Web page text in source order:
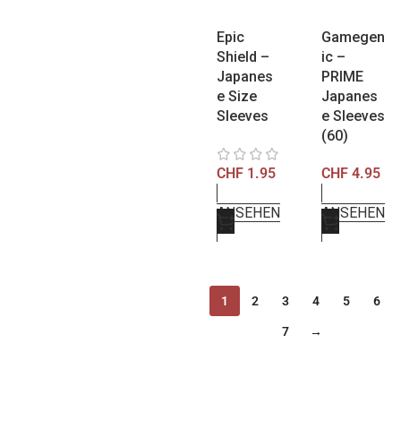
Epic
Shield –
Japanes
e Size
Sleeves
CHF 1.95
ANSEHEN
Gamegen
ic –
PRIME
Japanes
e Sleeves
(60)
CHF 4.95
ANSEHEN
1 2 3 4 5 6
7 →